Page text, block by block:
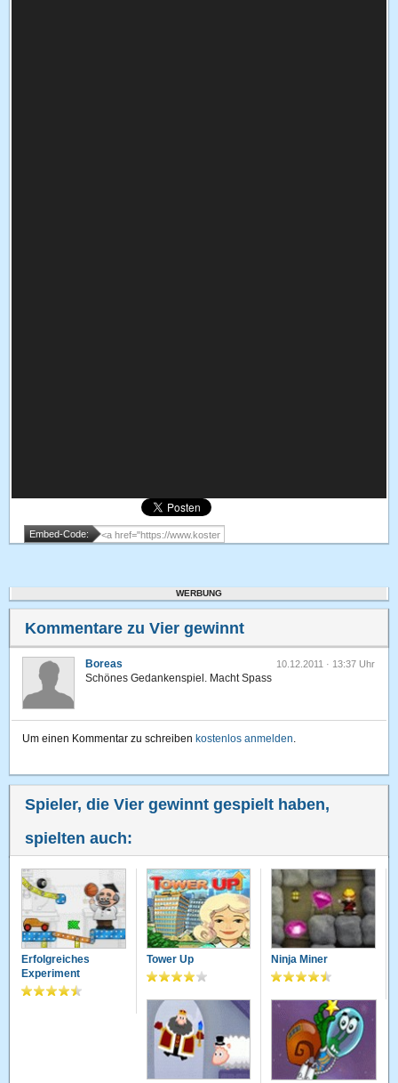
Embed-Code:
WERBUNG
Kommentare zu Vier gewinnt
Boreas 10.12.2011 · 13:37 Uhr
Schönes Gedankenspiel. Macht Spass
Um einen Kommentar zu schreiben kostenlos anmelden.
Spieler, die Vier gewinnt gespielt haben,
spielten auch:
Erfolgreiches
Experiment
Tower Up Ninja Miner